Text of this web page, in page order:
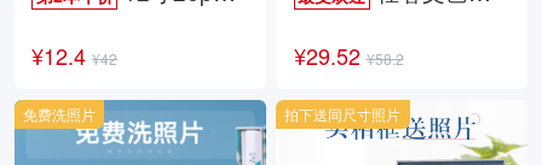
¥12.4 ¥42 ¥29.52 ¥58.2
免费洗照片 拍下送同尺寸照片